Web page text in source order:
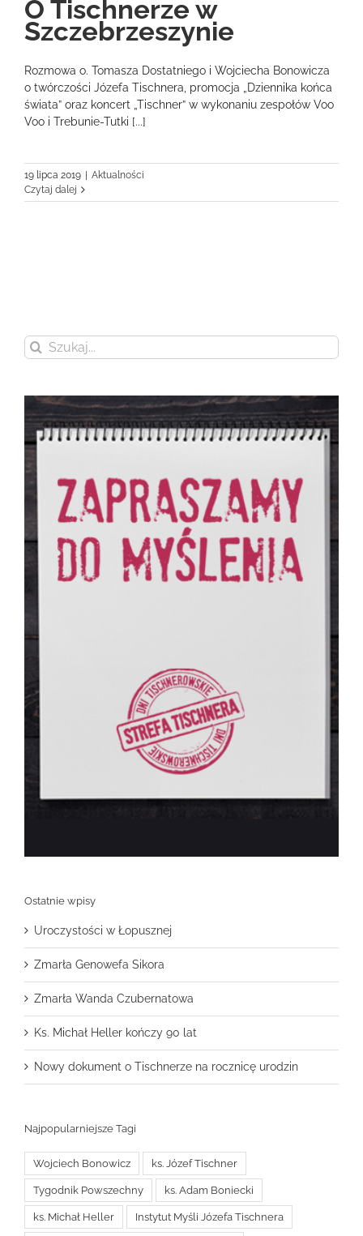
O Tischnerze w
Szczebrzeszynie
Rozmowa o. Tomasza Dostatniego i Wojciecha Bonowicza
o twórczości Józefa Tischnera, promocja „Dziennika końca
świata” oraz koncert „Tischner” w wykonaniu zespołów Voo
Voo i Trebunie-Tutki [...]
19 lipca 2019 | Aktualności
Czytaj dalej
Szukaj
Ostatnie wpisy
Uroczystości w Łopusznej
Zmarła Genowefa Sikora
Zmarła Wanda Czubernatowa
Ks. Michał Heller kończy 90 lat
Nowy dokument o Tischnerze na rocznicę urodzin
Najpopularniejsze Tagi
Wojciech Bonowicz ks. Józef Tischner
Tygodnik Powszechny ks. Adam Boniecki
ks. Michał Heller Instytut Myśli Józefa Tischnera